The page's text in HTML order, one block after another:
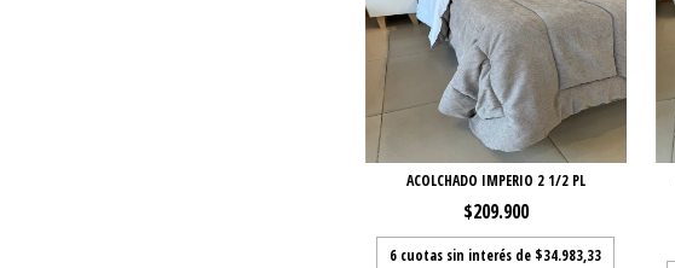
ACOLCHADO IMPERIO 2 1/2 PL
$209.900
6 cuotas sin interés de $34.983,33